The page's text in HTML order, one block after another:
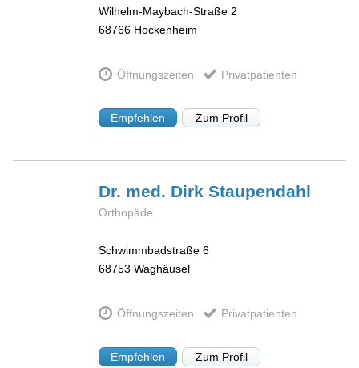
Wilhelm-Maybach-Straße 2
68766 Hockenheim
Öffnungszeiten Privatpatienten
Empfehlen Zum Profil
Dr. med. DirkStaupendahl
Orthopäde
Schwimmbadstraße 6
68753 Waghäusel
Öffnungszeiten Privatpatienten
Empfehlen Zum Profil